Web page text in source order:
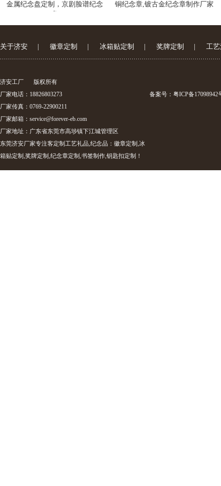
金属纪念盘定制，京剧脸谱纪念
铜纪念章,镀古金纪念章制作厂家
关于济安 徽章定制 冰箱贴定制 奖牌定制 工
济安工厂
版权所有
厂家电话：18826803273
厂家传真：0769-22900211
厂家邮箱： service@forever-eb.com
厂家地址：广东省东莞市高埗镇下江城管理区
东莞济安厂家专注客定制工艺礼品,纪念品：徽章定制,冰
箱贴定制,奖牌定制,纪念章定制,书签制作,钥匙扣定制！
备案号： 粤ICP备17098942